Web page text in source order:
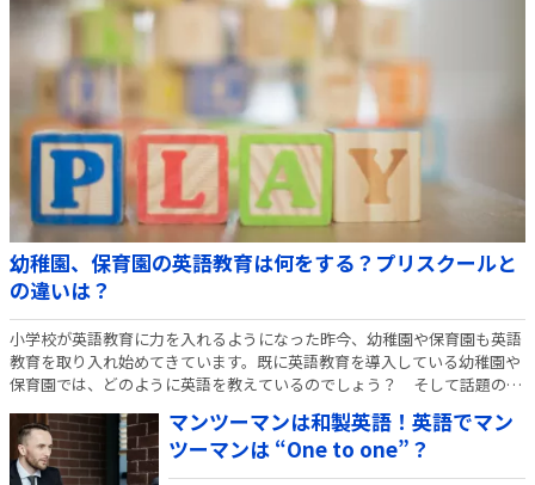
幼稚園、保育園の英語教育は何をする？プリスクールと
の違いは？
小学校が英語教育に力を入れるようになった昨今、幼稚園や保育園も英語
教育を取り入れ始めてきています。既に英語教育を導入している幼稚園や
保育園では、どのように英語を教えているのでしょう？ そして話題の
「プリスクール」との違いも比較検討しておきたいところですよね。 私は
幼児期の英語教育…
マンツーマンは和製英語！英語でマン
ツーマンは “One to one”？